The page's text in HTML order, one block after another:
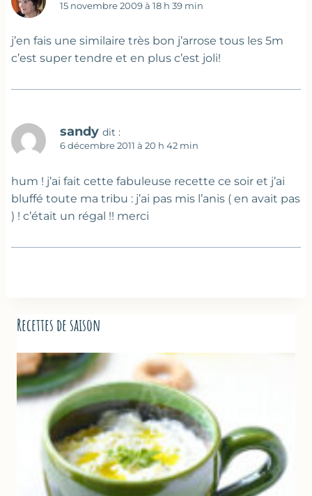
15 novembre 2009 à 18 h 39 min
j’en fais une similaire très bon j’arrose tous les 5m
c’est super tendre et en plus c’est joli!
sandy dit :
6 décembre 2011 à 20 h 42 min
hum ! j’ai fait cette fabuleuse recette ce soir et j’ai
bluffé toute ma tribu : j’ai pas mis l’anis ( en avait pas
) ! c’était un régal !! merci
Recettes de saison